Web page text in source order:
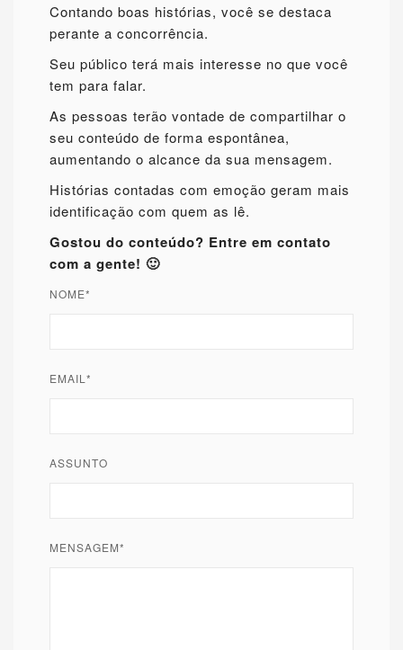
Contando boas histórias, você se destaca
perante a concorrência.
Seu público terá mais interesse no que você
tem para falar.
As pessoas terão vontade de compartilhar o
seu conteúdo de forma espontânea,
aumentando o alcance da sua mensagem.
Histórias contadas com emoção geram mais
identificação com quem as lê.
Gostou do conteúdo? Entre em contato
com a gente! 🙂
NOME*
EMAIL*
ASSUNTO
MENSAGEM*